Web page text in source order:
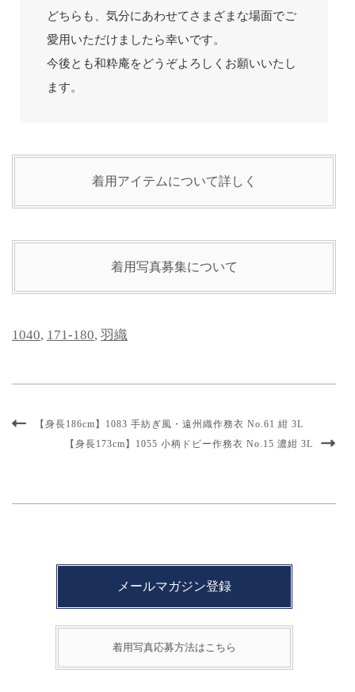
どちらも、気分にあわせてさまざまな場面でご
愛用いただけましたら幸いです。
今後とも和粋庵をどうぞよろしくお願いいたし
ます。
着用アイテムについて詳しく
着用写真募集について
1040, 171-180, 羽織
【身長186cm】1083 手紡ぎ風・遠州織作務衣 No.61 紺 3L
【身長173cm】1055 小柄ドビー作務衣 No.15 濃紺 3L
メールマガジン登録
着用写真応募方法はこちら